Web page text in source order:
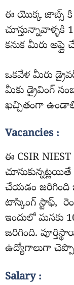
ఈ యొక్క జాబ్స్ కి
చూస్తున్నావాళ్ళకి
కనుక మీరు అప్లై
ఒకవేళ మీరు
మీకు డ్రైవింగ్
ఖచ్చితంగా
Vacancies :
ఈ CSIR
చేయడం జరిగింది
టాస్కింగ్ స్టాఫ్,
ఇందులో మనకు
జరిగింది.
ఉద్యోగాలుగా
Salary :